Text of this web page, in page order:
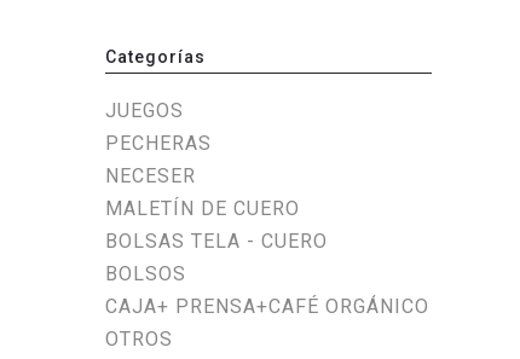
Categorías
JUEGOS
PECHERAS
NECESER
MALETÍN DE CUERO
BOLSAS TELA - CUERO
BOLSOS
CAJA+ PRENSA+CAFÉ ORGÁNICO
OTROS